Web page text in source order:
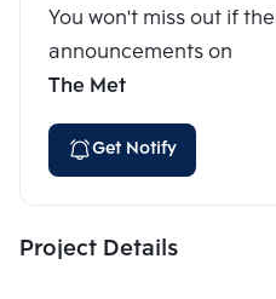
You won't miss out if
announcements on
The Met
Get Notify
Project Details